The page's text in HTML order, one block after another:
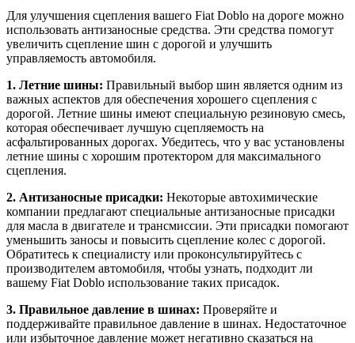
Для улучшения сцепления вашего Fiat Doblo на дороге можно
использовать антизаносные средства. Эти средства помогут
увеличить сцепление шин с дорогой и улучшить
управляемость автомобиля.
1. Летние шины: Правильный выбор шин является одним из
важных аспектов для обеспечения хорошего сцепления с
дорогой. Летние шины имеют специальную резиновую смесь,
которая обеспечивает лучшую сцепляемость на
асфальтированных дорогах. Убедитесь, что у вас установлены
летние шины с хорошим протектором для максимального
сцепления.
2. Антизаносные присадки: Некоторые автохимические
компании предлагают специальные антизаносные присадки
для масла в двигателе и трансмиссии. Эти присадки помогают
уменьшить заносы и повысить сцепление колес с дорогой.
Обратитесь к специалисту или проконсультируйтесь с
производителем автомобиля, чтобы узнать, подходит ли
вашему Fiat Doblo использование таких присадок.
3. Правильное давление в шинах: Проверяйте и
поддерживайте правильное давление в шинах. Недостаточное
или избыточное давление может негативно сказаться на